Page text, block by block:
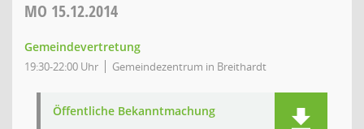
MO 15.12.2014
Gemeindevertretung
19:30-22:00 Uhr Gemeindezentrum in Breithardt
Öffentliche Bekanntmachung